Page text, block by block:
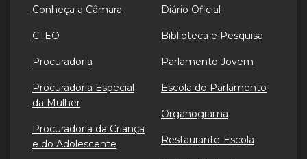
Conheça a Câmara
CTEO
Procuradoria
Procuradoria Especial
da Mulher
Procuradoria da Criança
e do Adolescente
Diário Oficial
Biblioteca e Pesquisa
Parlamento Jovem
Escola do Parlamento
Organograma
Restaurante-Escola